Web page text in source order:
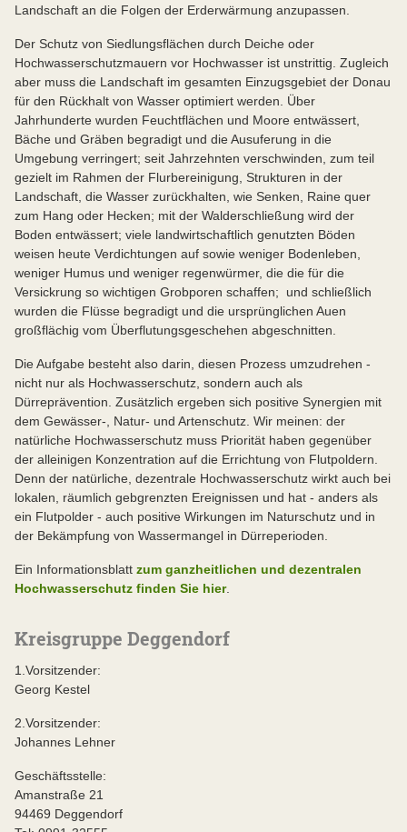
Landschaft an die Folgen der Erderwärmung anzupassen.
Der Schutz von Siedlungsflächen durch Deiche oder
Hochwasserschutzmauern vor Hochwasser ist unstrittig. Zugleich
aber muss die Landschaft im gesamten Einzugsgebiet der Donau
für den Rückhalt von Wasser optimiert werden. Über
Jahrhunderte wurden Feuchtflächen und Moore entwässert,
Bäche und Gräben begradigt und die Ausuferung in die
Umgebung verringert; seit Jahrzehnten verschwinden, zum teil
gezielt im Rahmen der Flurbereinigung, Strukturen in der
Landschaft, die Wasser zurückhalten, wie Senken, Raine quer
zum Hang oder Hecken; mit der Walderschließung wird der
Boden entwässert; viele landwirtschaftlich genutzten Böden
weisen heute Verdichtungen auf sowie weniger Bodenleben,
weniger Humus und weniger regenwürmer, die die für die
Versickrung so wichtigen Grobporen schaffen; und schließlich
wurden die Flüsse begradigt und die ursprünglichen Auen
großflächig vom Überflutungsgeschehen abgeschnitten.
Die Aufgabe besteht also darin, diesen Prozess umzudrehen -
nicht nur als Hochwasserschutz, sondern auch als
Dürreprävention. Zusätzlich ergeben sich positive Synergien mit
dem Gewässer-, Natur- und Artenschutz. Wir meinen: der
natürliche Hochwasserschutz muss Priorität haben gegenüber
der alleinigen Konzentration auf die Errichtung von Flutpoldern.
Denn der natürliche, dezentrale Hochwasserschutz wirkt auch bei
lokalen, räumlich gebgrenzten Ereignissen und hat - anders als
ein Flutpolder - auch positive Wirkungen im Naturschutz und in
der Bekämpfung von Wassermangel in Dürreperioden.
Ein Informationsblatt zum ganzheitlichen und dezentralen
Hochwasserschutz finden Sie hier.
Kreisgruppe Deggendorf
1.Vorsitzender:
Georg Kestel
2.Vorsitzender:
Johannes Lehner
Geschäftsstelle:
Amanstraße 21
94469 Deggendorf